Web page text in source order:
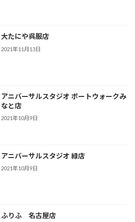
大たにや呉服店
2021年11月13日
アニバーサルスタジオ ポートウォークみ
なと店
2021年10月9日
アニバーサルスタジオ 緑店
2021年10月9日
ふりふ 名古屋店